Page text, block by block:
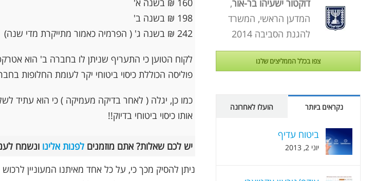
160 ₪ בשנה א'
198 ₪ בשנה ב'
242 ₪ בשנה ג' ( הפרמיה כאמור מתייקרת מדי שנה)
לקוח הטוען כי התעריף שניתן לו בחברה ב' הוא
פוליסה הכוללת כיסוי ביטוחי יקר לעומת החלופות
אותו כיסוי ביטוחי בדיוק!!
יש לכם שאלות? אתם מוזמניםלפנות אלינו ונשמח
ניתן להסיק מכך כי, על כל אחד מאיתנו המעוניין
דוקטור ישעיהו בר-אור,
המדען הראשי, המשרד
להגנת הסביבה 2014
צפו בכלל הממליצים שלנו
נקראים ביותר הועלו לאחרונה
ביטוח עדיף
יוני 2, 2013